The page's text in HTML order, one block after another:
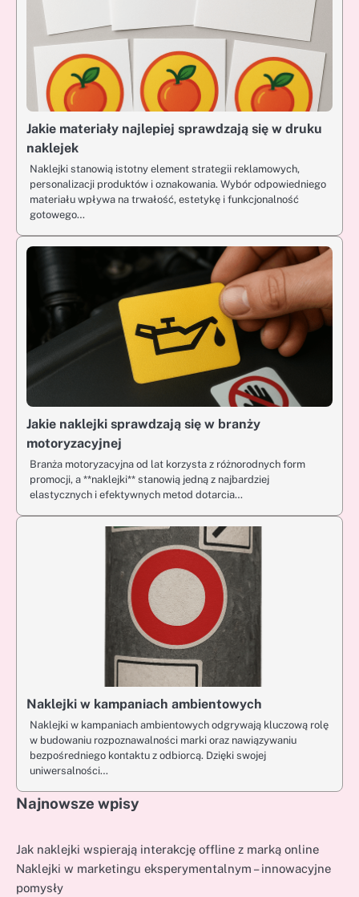
Jakie materiały najlepiej sprawdzają się w druku
naklejek
Naklejki stanowią istotny element strategii reklamowych,
personalizacji produktów i oznakowania. Wybór odpowiedniego
materiału wpływa na trwałość, estetykę i funkcjonalność
gotowego…
Jakie naklejki sprawdzają się w branży
motoryzacyjnej
Branża motoryzacyjna od lat korzysta z różnorodnych form
promocji, a **naklejki** stanowią jedną z najbardziej
elastycznych i efektywnych metod dotarcia…
Naklejki w kampaniach ambientowych
Naklejki w kampaniach ambientowych odgrywają kluczową rolę
w budowaniu rozpoznawalności marki oraz nawiązywaniu
bezpośredniego kontaktu z odbiorcą. Dzięki swojej
uniwersalności…
Najnowsze wpisy
Jak naklejki wspierają interakcję offline z marką online
Naklejki w marketingu eksperymentalnym – innowacyjne
pomysły